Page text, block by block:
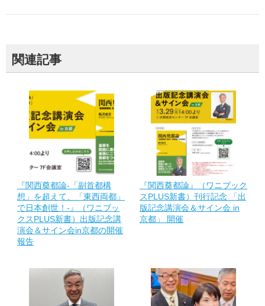
関連記事
『関西奠都論-「副首都構
想」を超えて、「東西両都」
で日本創世！-』（ワニブッ
クスPLUS新書）出版記念講
演会＆サイン会in京都の開催
報告
『関西奠都論』（ワニブック
スPLUS新書）刊行記念 「出
版記念講演会＆サイン会 in
京都」 開催